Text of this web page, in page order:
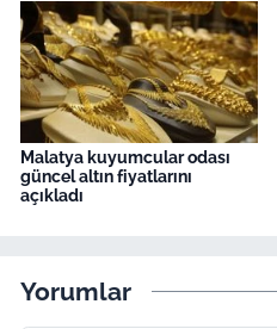
Malatya kuyumcular odası
güncel altın fiyatlarını
açıkladı
Yorumlar